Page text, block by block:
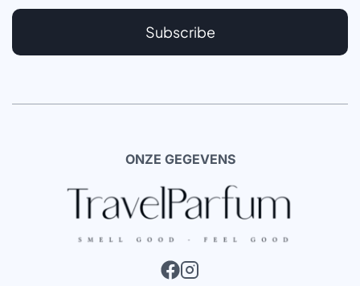
Subscribe
ONZE GEGEVENS